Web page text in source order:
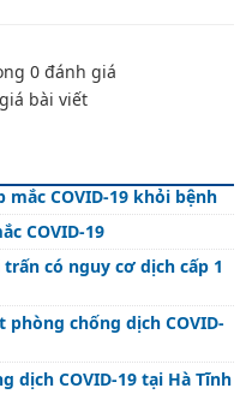
0 đánh giá
bài viết
COVID-19 khỏi bệnh
COVID-19
có nguy cơ dịch cấp 1
chống dịch COVID-
dịch COVID-19 tại Hà Tĩnh